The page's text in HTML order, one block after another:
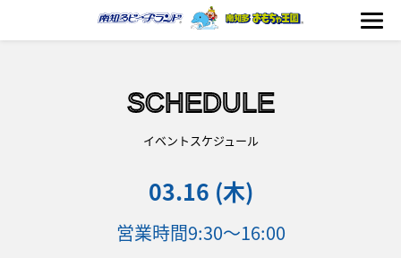
海の生きもの
おもちゃ王国
SCHEDULE
イベントスケジュール
03.16 (木)
営業時間9:30～16:00